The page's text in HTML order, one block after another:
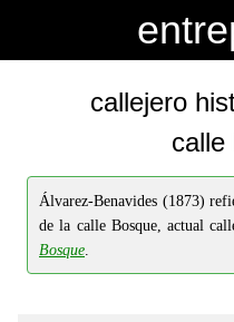
callejero
calle
Álvarez-Benavides (1873)
de la calle Bosque, actual
Bosque.